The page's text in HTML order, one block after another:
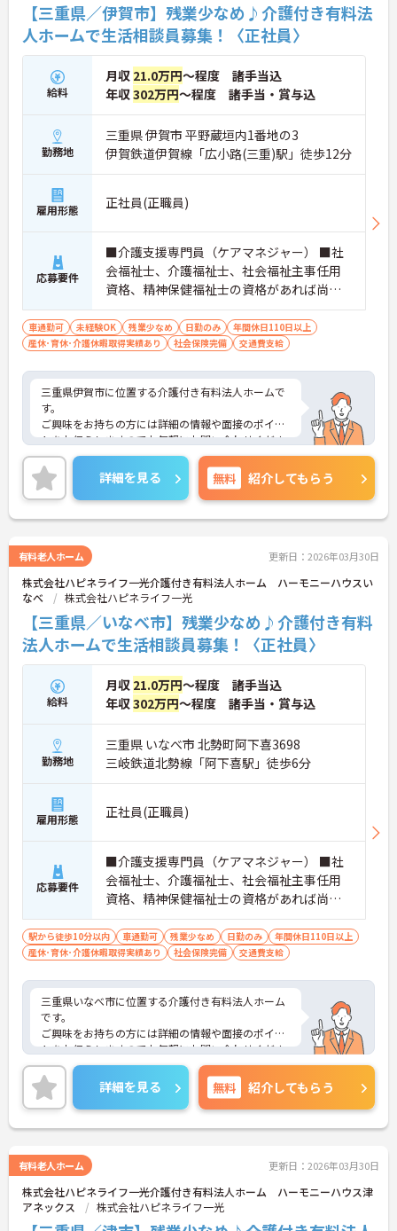
【三重県／伊賀市】残業少なめ♪介護付き有料法
人ホームで生活相談員募集！〈正社員〉
給料
月収 21.0万円～程度 諸手当込
年収302万円～程度 諸手当・賞与込
勤務地
三重県 伊賀市 平野蔵垣内1番地の3
伊賀鉄道伊賀線「広小路(三重)駅」徒歩12分
雇用形態 正社員(正職員)
応募要件
■介護支援専門員（ケアマネジャー） ■社
会福祉士、介護福祉士、社会福祉主事任用
資格、精神保健福祉士の資格があれば尚可
■普通自動車免許 ■学歴不問 ■PC基本操作
（文字入力程度）
車通勤可 未経験OK 残業少なめ 日勤のみ
年間休日110日以上
産休･育休･介護休暇取得実績あり
社会保険完備 交通費支給
三重県伊賀市に位置する介護付き有料法人ホームで
す。
ご興味をお持ちの方には詳細の情報や面接のポイン
トをお伝えしますのでお気軽にお問い合わせくださ
いませ。
詳細を見る 無料 紹介してもらう
有料老人ホーム 更新日：2026年03月30日
株式会社ハピネライフ一光介護付き有料法人ホーム ハーモニーハウスい
なべ
株式会社ハピネライフ一光
【三重県／いなべ市】残業少なめ♪介護付き有料
法人ホームで生活相談員募集！〈正社員〉
給料
月収 21.0万円～程度 諸手当込
年収302万円～程度 諸手当・賞与込
勤務地
三重県 いなべ市 北勢町阿下喜3698
三岐鉄道北勢線「阿下喜駅」徒歩6分
雇用形態 正社員(正職員)
応募要件
■介護支援専門員（ケアマネジャー） ■社
会福祉士、介護福祉士、社会福祉主事任用
資格、精神保健福祉士の資格があれば尚可
■普通自動車免許 ■学歴不問 ■PC基本操作
（文字入力程度）
駅から徒歩10分以内 車通勤可 残業少なめ 日勤のみ
年間休日110日以上
産休･育休･介護休暇取得実績あり
社会保険完備 交通費支給
三重県いなべ市に位置する介護付き有料法人ホーム
です。
ご興味をお持ちの方には詳細の情報や面接のポイン
トをお伝えしますのでお気軽にお問い合わせくださ
いませ。
詳細を見る 無料 紹介してもらう
有料老人ホーム 更新日：2026年03月30日
株式会社ハピネライフ一光介護付き有料法人ホーム ハーモニーハウス津
アネックス
株式会社ハピネライフ一光